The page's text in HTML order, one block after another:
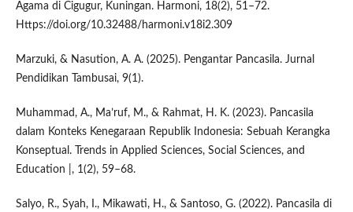
Agama di Cigugur, Kuningan. Harmoni, 18(2), 51–72.
Https://doi.org/10.32488/harmoni.v18i2.309
Marzuki, & Nasution, A. A. (2025). Pengantar Pancasila. Jurnal
Pendidikan Tambusai, 9(1).
Muhammad, A., Ma’ruf, M., & Rahmat, H. K. (2023). Pancasila
dalam Konteks Kenegaraan Republik Indonesia: Sebuah Kerangka
Konseptual. Trends in Applied Sciences, Social Sciences, and
Education |, 1(2), 59–68.
Salyo, R., Syah, I., Mikawati, H., & Santoso, G. (2022). Pancasila di